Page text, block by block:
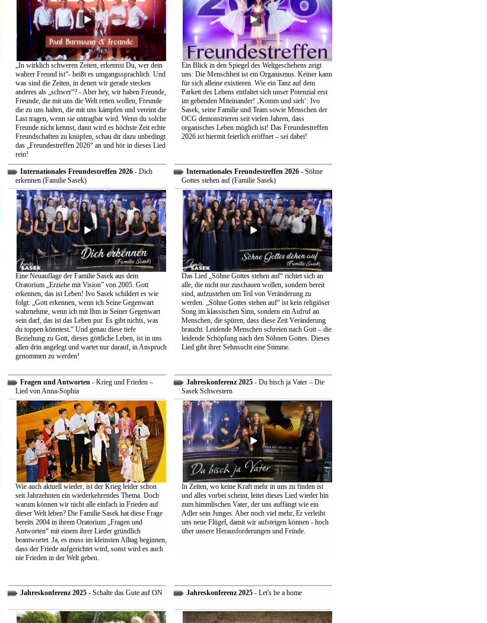
„In wirklich schweren Zeiten, erkennst Du, wer dein
wahrer Freund ist“- heißt es umgangssprachlich. Und
was sind die Zeiten, in denen wir gerade stecken
anderes als „schwer“? - Aber hey, wir haben Freunde,
Freunde, die mit uns die Welt retten wollen, Freunde
die zu uns halten, die mit uns kämpfen und vereint die
Last tragen, wenn sie untragbar wird. Wenn du solche
Freunde nicht kennst, dann wird es höchste Zeit echte
Freundschaften zu knüpfen, schau dir dazu unbedingt
das „Freundestreffen 2026“ an und hör in dieses Lied
rein!
Ein Blick in den Spiegel des Weltgeschehens zeigt
uns: Die Menschheit ist ein Organismus. Keiner kann
für sich alleine existieren. Wie ein Tanz auf dem
Parkett des Lebens entfaltet sich unser Potenzial erst
im gebenden Miteinander! ‚Komm und sieh‘: Ivo
Sasek, seine Familie und Team sowie Menschen der
OCG demonstrieren seit vielen Jahren, dass
organisches Leben möglich ist! Das Freundestreffen
2026 ist hiermit feierlich eröffnet – sei dabei!
Internationales Freundestreffen 2026- Dich
erkennen (Familie Sasek)
Eine Neuauflage der Familie Sasek aus dem
Oratorium „Erziehe mit Vision” von 2005. Gott
erkennen, das ist Leben! Ivo Sasek schildert es wie
folgt: „Gott erkennen, wenn ich Seine Gegenwart
wahrnehme, wenn ich mit Ihm in Seiner Gegenwart
sein darf, das ist das Leben pur. Es gibt nichts, was
du toppen könntest.“ Und genau diese tiefe
Beziehung zu Gott, dieses göttliche Leben, ist in uns
allen drin angelegt und wartet nur darauf, in Anspruch
genommen zu werden!
Internationales Freundestreffen 2026- Söhne
Gottes stehen auf (Familie Sasek)
Das Lied „Söhne Gottes stehen auf“ richtet sich an
alle, die nicht nur zuschauen wollen, sondern bereit
sind, aufzustehen um Teil von Veränderung zu
werden. „Söhne Gottes stehen auf“ ist kein religiöser
Song im klassischen Sinn, sondern ein Aufruf an
Menschen, die spüren, dass diese Zeit Veränderung
braucht. Leidende Menschen schreien nach Gott – die
leidende Schöpfung nach den Söhnen Gottes. Dieses
Lied gibt ihrer Sehnsucht eine Stimme.
Fragen und Antworten- Krieg und Frieden –
Lied von Anna-Sophia
Wie auch aktuell wieder, ist der Krieg leider schon
seit Jahrzehnten ein wiederkehrendes Thema. Doch
warum können wir nicht alle einfach in Frieden auf
dieser Welt leben? Die Familie Sasek hat diese Frage
bereits 2004 in ihrem Oratorium „Fragen und
Antworten“ mit einem ihrer Lieder gründlich
beantwortet. Ja, es muss im kleinsten Alltag beginnen,
dass der Friede aufgerichtet wird, sonst wird es auch
nie Frieden in der Welt geben.
Jahreskonferenz 2025- Du bisch ja Vater – Die
Sasek Schwestern
In Zeiten, wo keine Kraft mehr in uns zu finden ist
und alles vorbei scheint, leitet dieses Lied wieder hin
zum himmlischen Vater, der uns auffängt wie ein
Adler sein Junges. Aber noch viel mehr, Er verleiht
uns neue Flügel, damit wir aufsteigen können - hoch
über unsere Herausforderungen und Feinde.
Jahreskonferenz 2025- Schalte das Gute auf ON Jahreskonferenz 2025- Let's be a home